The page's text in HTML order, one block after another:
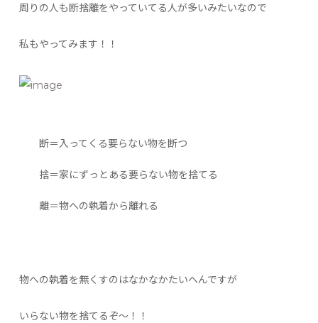
周りの人も断捨離をやっていてる人が多いみたいなので
私もやってみます！！
断＝入ってくる要らない物を断つ
捨＝家にずっとある要らない物を捨てる
離＝物への執着から離れる
物への執着を無くすのはなかなかたいへんですが
いらない物を捨てるぞ～！！